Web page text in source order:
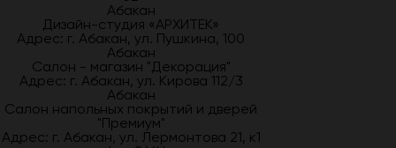
Абакан
Дизайн-студия «АРХИТЕК»
Адрес: г. Абакан, ул. Пушкина, 100
Абакан
Салон - магазин "Декорация"
Адрес: г. Абакан, ул. Кирова 112/3
Абакан
Салон напольных покрытий и дверей
"Премиум"
Адрес: г. Абакан, ул. Лермонтова 21, к1